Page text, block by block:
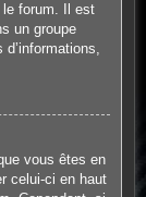
forum. Il est
un groupe
vous êtes en
celui-ci en haut